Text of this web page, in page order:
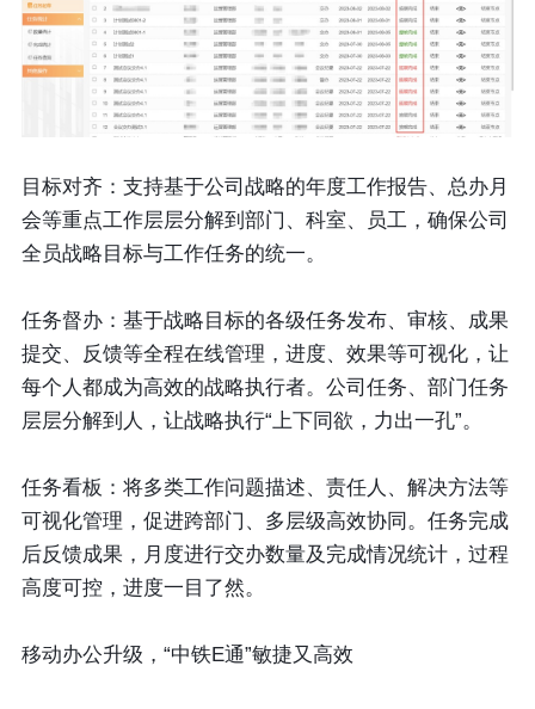
目标对齐： 支持基于公司战略的年度工作报告、总办月
会等重点工作层层分解到部门、科室、员工，确保公司
全员战略目标与工作任务的统一。
任务督办： 基于战略目标的各级任务发布、审核、成果
提交、反馈等全程在线管理，进度、效果等可视化，让
每个人都成为高效的战略执行者。公司任务、部门任务
层层分解到人，让战略执行“上下同欲，力出一孔”。
任务看板： 将多类工作问题描述、责任人、解决方法等
可视化管理，促进跨部门、多层级高效协同。任务完成
后反馈成果，月度进行交办数量及完成情况统计，过程
高度可控，进度一目了然。
移动办公升级，“中铁E通”敏捷又高效